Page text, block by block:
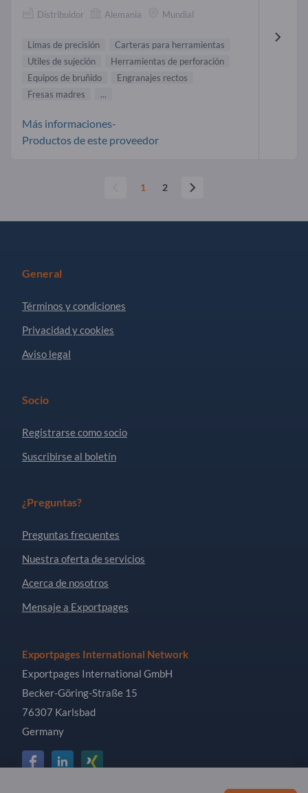
Distribuidor Alemania Mundial
Limas de precisión
Carteras para herramientas
Utiles de sujeción
Herramientas de perforación
Equipos de bruñido
Engranajes rectos
Fresas madres
...
Más informaciones-
Productos de este proveedor
1 2
General
Términos y condiciones
Privacidad y cookies
Aviso legal
Socio
Registrarse como socio
Suscribirse al boletín
¿Preguntas?
Preguntas frecuentes
Nuestra oferta de servicios
Acerca de nosotros
Mensaje a Exportpages
Exportpages International Network
Exportpages International GmbH
Becker-Göring-Straße 15
76307 Karlsbad
Germany